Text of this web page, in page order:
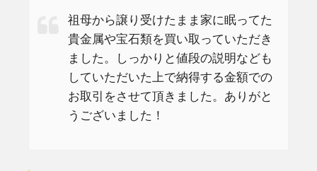
祖母から譲り受けたまま家に眠ってた
貴金属や宝石類を買い取っていただき
ました。しっかりと値段の説明なども
していただいた上で納得する金額での
お取引をさせて頂きました。ありがと
うございました！